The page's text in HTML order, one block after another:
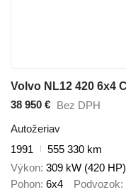
38 950 € Bez DPH
Autožeriav
1991
555 330 km
Výkon 309 kW (420 HP)
Pohon 6x4 Podvozok